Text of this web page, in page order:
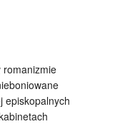
romanizmie
episkopalnych